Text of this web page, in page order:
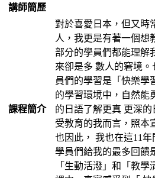
講師簡歷
課程簡介
對於喜愛日本，但又時
人，我更是有著一個想
部分的學員們都能理解
來卻是多 數人的窘境
員們的學習是「快樂學
的學習環境中，自然能
的日語了解更真 更深
受教育的我而言，照本
也因此， 我也在這11
學員們給我的最多回饋
「生動活潑」和「教